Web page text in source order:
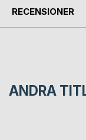
RECENSIONER
ANDRA